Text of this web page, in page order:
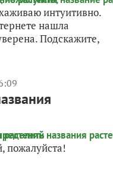
интуитивно.
нашла
Подскажите,
пожалуйста!